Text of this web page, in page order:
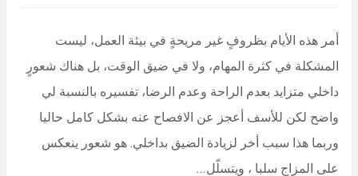
أمر هذه الأيام بظروفٍ غير مريحةٍ في بيئة العمل، ليست
المشكلة في كثرة المهام، ولا في ضيق الوقت، بل هناك شعورٍ
داخلي متزايد بعدم الراحة وعدم الرضا، تفسيره بالنسبة لي
واضح لكن للأسف أعجز عن الافصاح عنه بشكل كامل حاليا
وربما هذا سبب أخر لزيادة الضيق بداخلي. هو شعور ينعكس
على المزاج سلبا ، ويتسلّل…